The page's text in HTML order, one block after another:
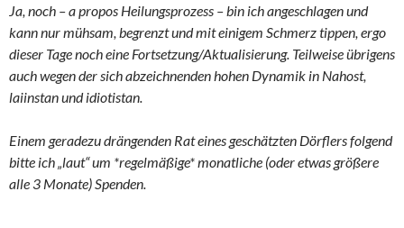
Ja, noch – a propos Heilungsprozess – bin ich angeschlagen und
kann nur mühsam, begrenzt und mit einigem Schmerz tippen, ergo
dieser Tage noch eine Fortsetzung/Aktualisierung. Teilweise übrigens
auch wegen der sich abzeichnenden hohen Dynamik in Nahost,
laiinstan und idiotistan.
Einem geradezu drängenden Rat eines geschätzten Dörflers folgend
bitte ich „laut“ um *regelmäßige* monatliche (oder etwas größere
alle 3 Monate) Spenden.